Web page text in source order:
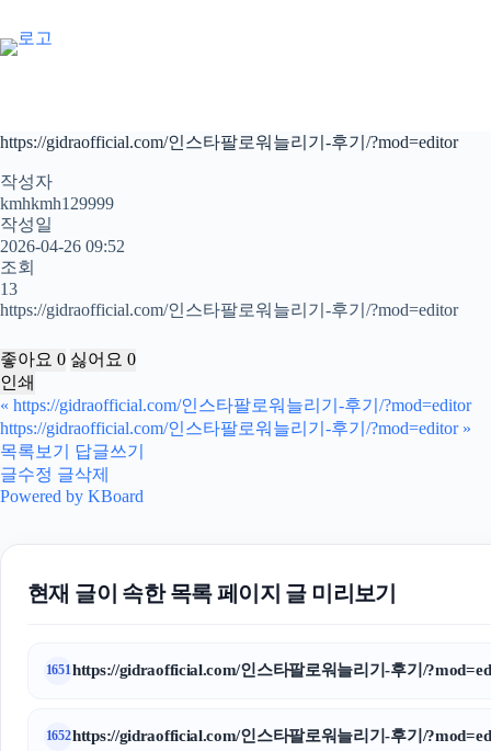
으
뛰
기
https://gidraofficial.com/인스타팔로워늘리기-후기/?mod=editor
작성자
kmhkmh129999
작성일
2026-04-26 09:52
조회
13
https://gidraofficial.com/인스타팔로워늘리기-후기/?mod=editor
좋아요 0 싫어요 0
인쇄
« https://gidraofficial.com/인스타팔로워늘리기-후기/?mod=editor
https://gidraofficial.com/인스타팔로워늘리기-후기/?mod=editor »
목록보기
답글쓰기
글수정 글삭제
Powered by KBoard
현재 글이 속한 목록 페이지 글 미리보기
1651https://gidraofficial.com/인스타팔로워늘리기-후기/
1652https://gidraofficial.com/인스타팔로워늘리기-후기/